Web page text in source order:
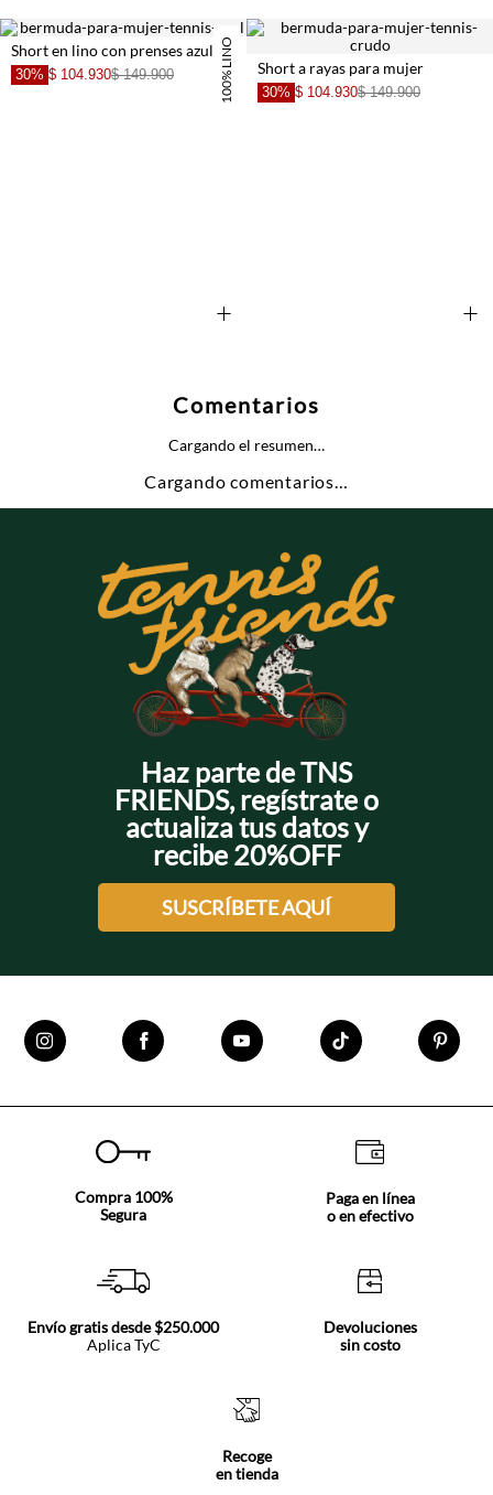
+
100% LINO
+
Short en lino con prenses azul para mujer
30% $ 104.930$ 149.900
+
Short a rayas para mujer
30% $ 104.930$ 149.900
Comentarios
Cargando el resumen…
Cargando comentarios…
Haz parte de TNS
FRIENDS, regístrate o
actualiza tus datos y
recibe 20%OFF
SUSCRÍBETE AQUÍ
Compra 100%
Segura
Paga en línea
o en efectivo
Envío gratis desde $250.000
Aplica TyC
Devoluciones
sin costo
Recoge
en tienda